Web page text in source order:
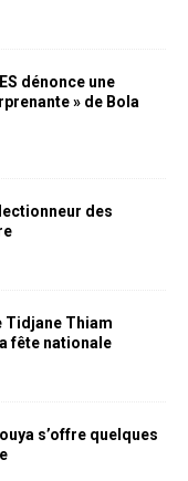
dénonce une
» de Bola
des
Tidjane Thiam
fête nationale
s’offre quelques